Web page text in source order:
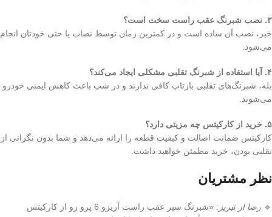
۳. نصب شبرنگ عقب راست سخت است؟
خیر، نصب آن ساده است و در کمترین زمان توسط نصاب یا حتی خودتان انجام
می‌شود.
۴. آیا استفاده از شبرنگ تقلبی مشکلی ایجاد می‌کند؟
بله، شبرنگ‌های تقلبی بازتاب کافی ندارند و در شب باعث کاهش ایمنی خودرو
می‌شوند.
۵. خرید از کارکیتس چه مزیتی دارد؟
کارکیتس ضمانت اصالت و کیفیت قطعه را ارائه می‌دهد و شما بدون نگرانی از
تقلبی بودن، خرید مطمئن خواهید داشت.
نظر مشتریان
🔹 رضا از تبریز
: «شبرنگ سپر عقب راست آریزو 6 پرو رو از کارکیتس